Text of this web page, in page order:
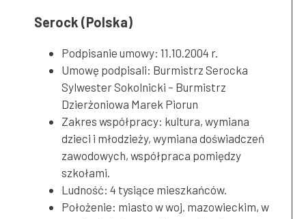
Serock (Polska)
Podpisanie umowy: 11.10.2004 r.
Umowę podpisali: Burmistrz Serocka
Sylwester Sokolnicki – Burmistrz
Dzierżoniowa Marek Piorun
Zakres współpracy: kultura, wymiana
dzieci i młodzieży, wymiana doświadczeń
zawodowych, współpraca pomiędzy
szkołami.
Ludność: 4 tysiące mieszkańców.
Położenie: miasto w woj. mazowieckim, w